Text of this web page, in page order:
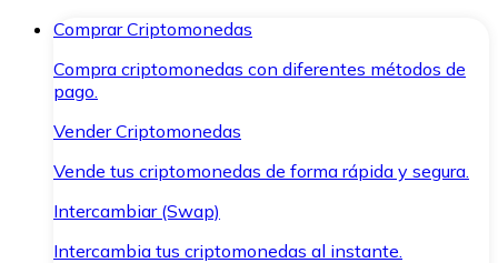
Comprar Criptomonedas
Compra criptomonedas con diferentes métodos de
pago.
Vender Criptomonedas
Vende tus criptomonedas de forma rápida y segura.
Intercambiar (Swap)
Intercambia tus criptomonedas al instante.